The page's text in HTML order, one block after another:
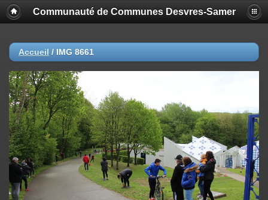
Communauté de Communes Desvres-Samer
Accueil / IMG 8661